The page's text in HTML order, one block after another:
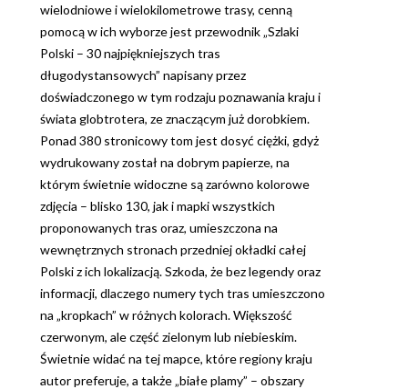
wielodniowe i wielokilometrowe trasy, cenną
pomocą w ich wyborze jest przewodnik „Szlaki
Polski – 30 najpiękniejszych tras
długodystansowych” napisany przez
doświadczonego w tym rodzaju poznawania kraju i
świata globtrotera, ze znaczącym już dorobkiem.
Ponad 380 stronicowy tom jest dosyć ciężki, gdyż
wydrukowany został na dobrym papierze, na
którym świetnie widoczne są zarówno kolorowe
zdjęcia – blisko 130, jak i mapki wszystkich
proponowanych tras oraz, umieszczona na
wewnętrznych stronach przedniej okładki całej
Polski z ich lokalizacją. Szkoda, że bez legendy oraz
informacji, dlaczego numery tych tras umieszczono
na „kropkach” w różnych kolorach. Większość
czerwonym, ale część zielonym lub niebieskim.
Świetnie widać na tej mapce, które regiony kraju
autor preferuje, a także „białe plamy” – obszary